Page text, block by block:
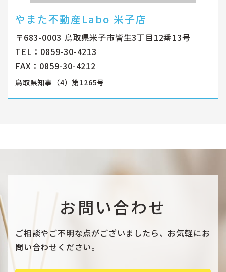
やまた不動産Labo 米子店
〒683-0003 鳥取県米子市皆生3丁目12番13号
TEL：0859-30-4213
FAX：0859-30-4212
鳥取県知事（4）第1265号
お問い合わせ
ご相談やご不明な点がございましたら、お気軽にお
問い合わせください。